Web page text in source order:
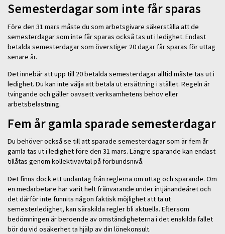
Semesterdagar som inte får sparas
Före den 31 mars måste du som arbetsgivare säkerställa att de
semesterdagar som inte får sparas också tas ut i ledighet. Endast
betalda semesterdagar som överstiger 20 dagar får sparas för uttag
senare år.
Det innebär att upp till 20 betalda semesterdagar alltid måste tas ut i
ledighet. Du kan inte välja att betala ut ersättning i stället. Regeln är
tvingande och gäller oavsett verksamhetens behov eller
arbetsbelastning.
Fem år gamla sparade semesterdagar
Du behöver också se till att sparade semesterdagar som är fem år
gamla tas ut i ledighet före den 31 mars. Längre sparande kan endast
tillåtas genom kollektivavtal på förbundsnivå.
Det finns dock ett undantag från reglerna om uttag och sparande. Om
en medarbetare har varit helt frånvarande under intjänandeåret och
det därför inte funnits någon faktisk möjlighet att ta ut
semesterledighet, kan särskilda regler bli aktuella. Eftersom
bedömningen är beroende av omständigheterna i det enskilda fallet
bör du vid osäkerhet ta hjälp av din lönekonsult.